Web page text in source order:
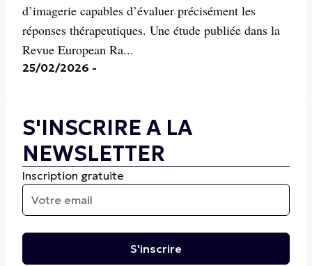
d’imagerie capables d’évaluer précisément les
réponses thérapeutiques. Une étude publiée dans la
Revue European Ra...
25/02/2026 -
S'INSCRIRE A LA
NEWSLETTER
Inscription gratuite
S'inscrire